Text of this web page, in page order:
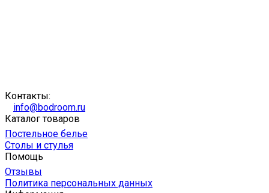
Контакты:
info@bodroom.ru
Каталог товаров
Постельное белье
Столы и стулья
Помощь
Отзывы
Политика персональных данных